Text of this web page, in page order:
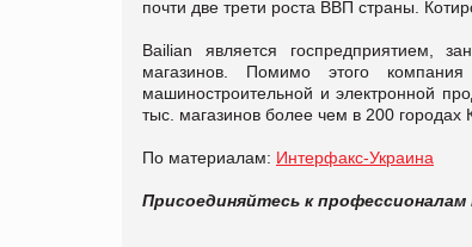
почти две трети роста ВВП страны.
Bailian является госпредприятием,
магазинов. Помимо этого
машиностроительной и электронной
тыс. магазинов более чем в 200 городах
По материалам: Интерфакс-Украина
Присоединяйтесь к